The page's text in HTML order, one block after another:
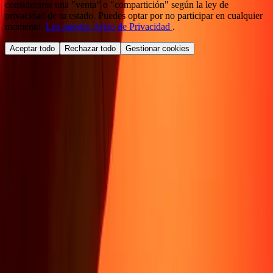
considerarse una "venta" o "compartición" según la ley de
privacidad de tu estado. Puedes optar por no participar en cualquier
momento. Lee nuestro Aviso de Privacidad .
Aceptar todo Rechazar todo Gestionar cookies